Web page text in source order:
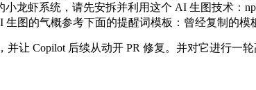
小龙虾系统，请先安拆并利用这个 AI 生图技术：
生图的气概参考下面的提醒词模板：曾经复制的模
Copilot 后续从动开 PR 修复。并对它进行一轮